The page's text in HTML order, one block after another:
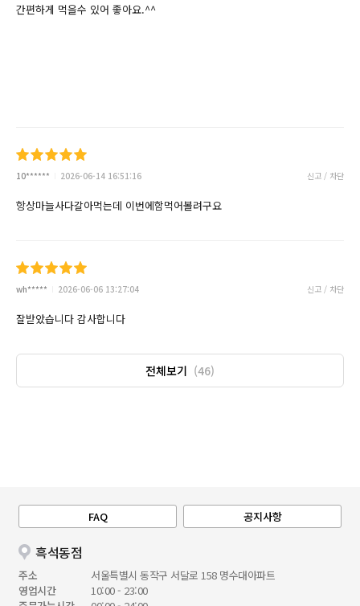
간편하게 먹을수 있어 좋아요.^^
10****** 2026-06-14 16:51:16 신고 / 차단
항상마늘사다갈아먹는데 이번에함먹어볼려구요
wh***** 2026-06-06 13:27:04 신고 / 차단
잘받았습니다 감사합니다
전체보기 (46)
FAQ 공지사항
흑석동점
주소
서울특별시 동작구 서달로 158 명수대아파트
영업시간
10:00 - 23:00